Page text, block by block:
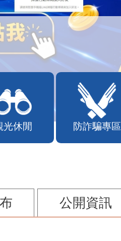
光休閒 防詐騙專區
公開資訊